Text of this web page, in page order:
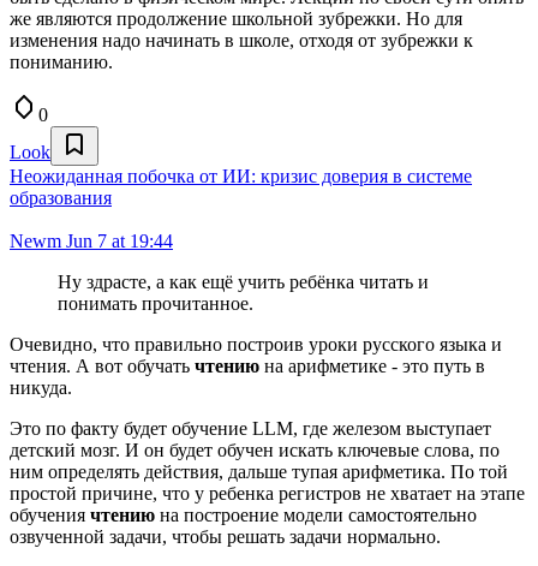
же являются продолжение школьной зубрежки. Но для
изменения надо начинать в школе, отходя от зубрежки к
пониманию.
0
Look
Неожиданная побочка от ИИ: кризис доверия в системе
образования
Newm Jun 7 at 19:44
Ну здрасте, а как ещё учить ребёнка читать и
понимать прочитанное.
Очевидно, что правильно построив уроки русского языка и
чтения. А вот обучать чтению на арифметике - это путь в
никуда.
Это по факту будет обучение LLM, где железом выступает
детский мозг. И он будет обучен искать ключевые слова, по
ним определять действия, дальше тупая арифметика. По той
простой причине, что у ребенка регистров не хватает на этапе
обучения чтению на построение модели самостоятельно
озвученной задачи, чтобы решать задачи нормально.